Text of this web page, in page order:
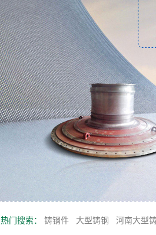
热门搜索： 铸钢件 大型铸钢 河南大型